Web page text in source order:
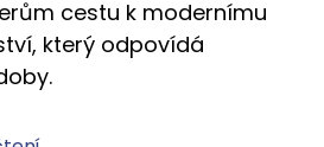
cestu k modernímu
který odpovídá